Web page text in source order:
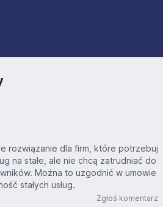
rozwiązanie dla firm, które potrzebuj
na stałe, ale nie chcą zatrudniać do
Można to uzgodnić w umowie
stałych usług.
Zgłoś komentarz